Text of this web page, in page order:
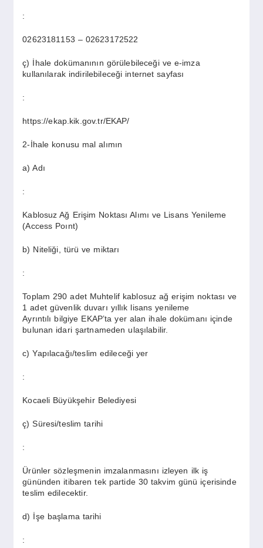
:
02623181153 – 02623172522
ç) İhale dokümanının görülebileceği ve e-imza
kullanılarak indirilebileceği internet sayfası
:
https://ekap.kik.gov.tr/EKAP/
2-İhale konusu mal alımın
a) Adı
:
Kablosuz Ağ Erişim Noktası Alımı ve Lisans Yenileme
(Access Poınt)
b) Niteliği, türü ve miktarı
:
Toplam 290 adet Muhtelif kablosuz ağ erişim noktası ve
1 adet güvenlik duvarı yıllık lisans yenileme
Ayrıntılı bilgiye EKAP’ta yer alan ihale dokümanı içinde
bulunan idari şartnameden ulaşılabilir.
c) Yapılacağı/teslim edileceği yer
:
Kocaeli Büyükşehir Belediyesi
ç) Süresi/teslim tarihi
:
Ürünler sözleşmenin imzalanmasını izleyen ilk iş
gününden itibaren tek partide 30 takvim günü içerisinde
teslim edilecektir.
d) İşe başlama tarihi
: